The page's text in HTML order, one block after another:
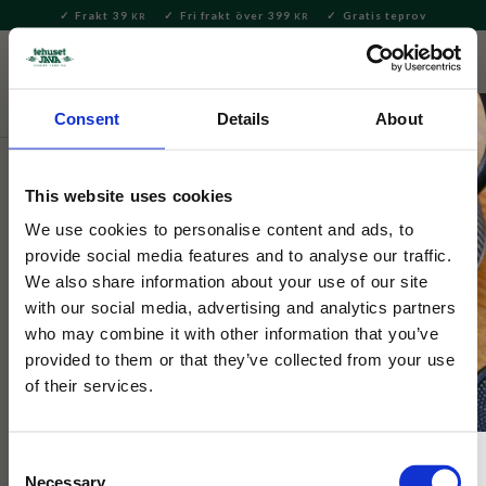
Consent Details About
This website uses cookies
We use cookies to personalise content and ads, to
provide social media features and to analyse our traffic.
We also share information about your use of our site
with our social media, advertising and analytics partners
who may combine it with other information that you’ve
provided to them or that they’ve collected from your use
of their services.
Necessary
Meny
Frakt 39 KR Fri frakt över 399 KR Gratis teprov
Hem & Inredningsdetaljer
Mumin
Nyckelring Mumin Hjärta
Metallnyckelring med Mumin. En charmig detalj som passar
perfekt på nycklar, väskor eller som present till Muminälskare.